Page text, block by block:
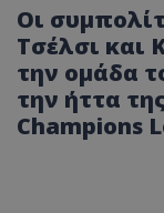
Οι
Τσέλσι και
την ομάδα
την ήττα
Champions